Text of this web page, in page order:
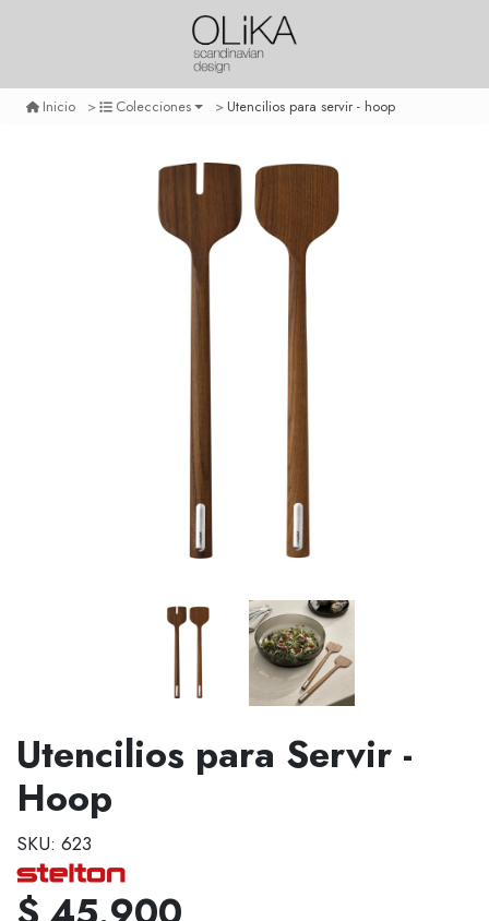
Inicio Colecciones Utencilios para servir - hoop
Utencilios para Servir -
Hoop
SKU: 623